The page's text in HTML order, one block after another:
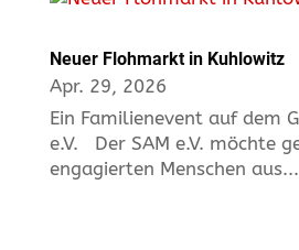
Neuer Flohmarkt in Kuhlowitz
Apr. 29, 2026
Ein Familienevent auf dem
e.V. Der SAM e.V. möchte
engagierten Menschen aus...